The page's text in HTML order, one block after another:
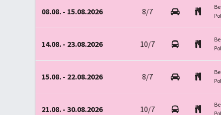
08.08. - 15.08.2026 8/7
14.08. - 23.08.2026 10/7
15.08. - 22.08.2026 8/7
21.08. - 30.08.2026 10/7